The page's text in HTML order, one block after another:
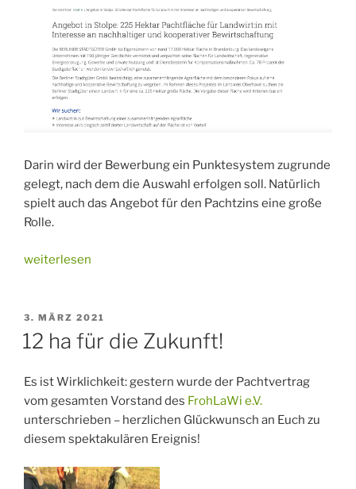
Darin wird der Bewerbung ein Punktesystem zugrunde
gelegt, nach dem die Auswahl erfolgen soll. Natürlich
spielt auch das Angebot für den Pachtzins eine große
Rolle.
„Neuverpachtung
Felder“
weiterlesen
VERÖFFENTLICHT
AM
3. MÄRZ 2021
12 ha für die Zukunft!
Es ist Wirklichkeit: gestern wurde der Pachtvertrag
vom gesamten Vorstand des FrohLaWi e.V.
unterschrieben – herzlichen Glückwunsch an Euch zu
diesem spektakulären Ereignis!